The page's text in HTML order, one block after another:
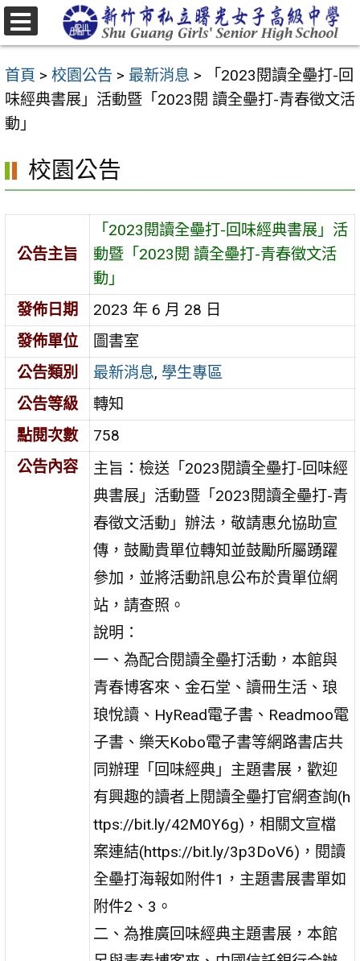
跳
至
要
內
容
首頁 > 校園公告 > 最新消息 >
「2023閱讀全壘打-回
味經典書展」活動暨「2023閱 讀全壘打-青春徵文活
動」
校園公告
公告主旨
「2023閱讀全壘打-回味經典書展」活
動暨「2023閱 讀全壘打-青春徵文活
動」
發佈日期
2023 年 6 月 28 日
發佈單位
圖書室
公告類別
最新消息, 學生專區
公告等級
轉知
點閱次數
758
公告內容
主旨：檢送「2023閱讀全壘打-回味經
典書展」活動暨「2023閱讀全壘打-青
春徵文活動」辦法，敬請惠允協助宣
傳，鼓勵貴單位轉知並鼓勵所屬踴躍
參加，並將活動訊息公布於貴單位網
站，請查照。
說明：
一、為配合閱讀全壘打活動，本館與
青春博客來、金石堂、讀冊生活、琅
琅悅讀、HyRead電子書、Readmoo電
子書、樂天Kobo電子書等網路書店共
同辦理「回味經典」主題書展，歡迎
有興趣的讀者上閱讀全壘打官網查詢(h
ttps://bit.ly/42M0Y6g)，相關文宣檔
案連結(https://bit.ly/3p3DoV6)，閱讀
全壘打海報如附件1，主題書展書單如
附件2、3。
二、為推廣回味經典主題書展，本館
選
單